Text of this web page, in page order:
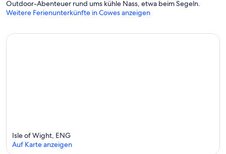
Outdoor-Abenteuer rund ums kühle Nass, etwa beim Segeln.
Weitere Ferienunterkünfte in Cowes anzeigen
Isle of Wight, ENG
Auf Karte anzeigen